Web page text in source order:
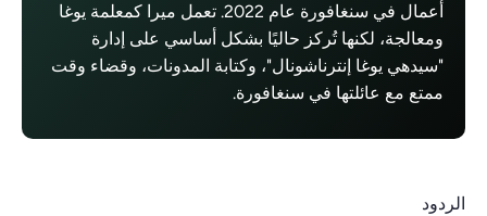
أعمال في سنغافورة عام 2022. تعمل ميرا كمعلمة يوغا
ومعالجة، لكنها تُركز حاليًا بشكل أساسي على إدارة
"سيدهي يوغا إنترناشونال"، وكتابة المدونات، وقضاء وقت
ممتع مع عائلتها في سنغافورة.
الردود